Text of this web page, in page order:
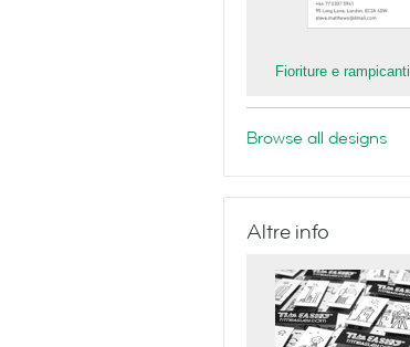
Fioriture e rampicanti
Browse all designs
Altre info